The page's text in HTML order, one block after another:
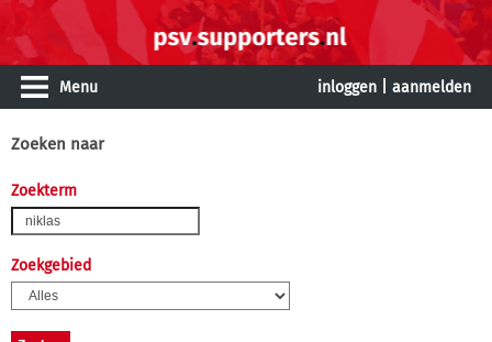
Menu inloggen aanmelden
Zoeken naar
Zoekterm
Zoekgebied